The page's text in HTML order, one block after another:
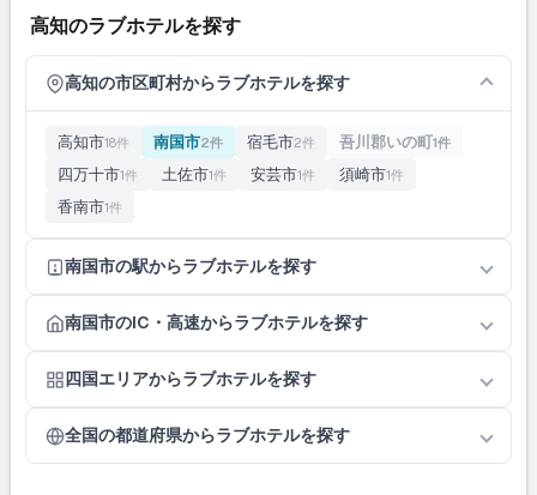
高知のラブホテルを探す
高知の市区町村からラブホテルを探す
高知市18件 南国市2件 宿毛市2件 吾川郡いの町1件
四万十市1件 土佐市1件 安芸市1件 須崎市1件
香南市1件
南国市の駅からラブホテルを探す
南国市のIC・高速からラブホテルを探す
四国エリアからラブホテルを探す
全国の都道府県からラブホテルを探す